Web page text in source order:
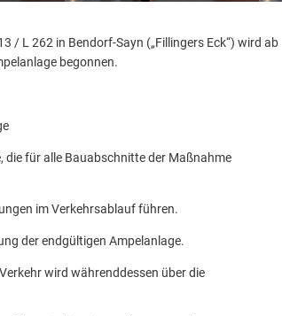
/ L 262 in Bendorf-Sayn („Fillingers Eck“) wird ab
begonnen.
die für alle Bauabschnitte der Maßnahme
im Verkehrsablauf führen.
der endgültigen Ampelanlage.
wird währenddessen über die